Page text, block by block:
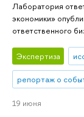
Лаборатория
экономики»
ответственного
Экспертиза
репортаж о
19 июня